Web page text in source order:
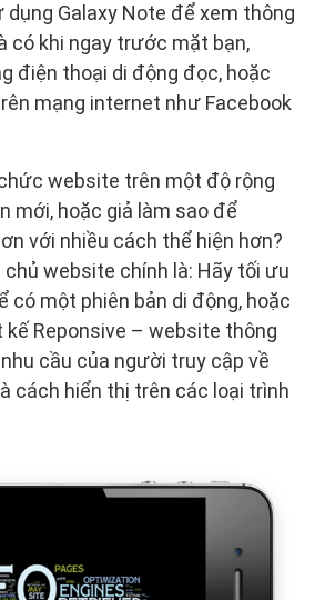
Galaxy Note để xem thông
có khi ngay trước mặt bạn,
điện thoại di động đọc, hoặc
mạng internet như Facebook
website trên một độ rộng
mới, hoặc giả làm sao để
với nhiều cách thể hiện hơn?
website chính là: Hãy tối ưu
có một phiên bản di động, hoặc
Reponsive – website thông
cầu của người truy cập về
cách hiển thị trên các loại trình